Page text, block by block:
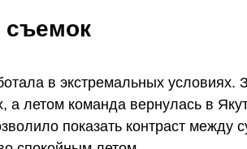
съемок
в экстремальных условиях.
а летом команда вернулась в
показать контраст между